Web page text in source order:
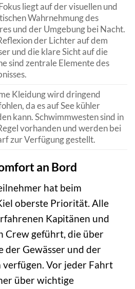
liegt auf der visuellen und
Wahrnehmung des
und der Umgebung bei Nacht.
der Lichter auf dem
und die klare Sicht auf die
sind zentrale Elemente des
Kleidung wird dringend
da es auf See kühler
kann. Schwimmwesten sind in
vorhanden und werden bei
zur Verfügung gestellt.
an Bord
hat beim
oberste Priorität. Alle
Kapitänen und
Crew geführt, die über
der Gewässer und der
Vor jeder Fahrt
über wichtige